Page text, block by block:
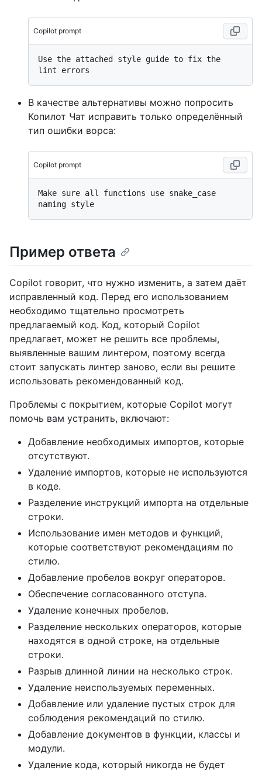
Copilot prompt
Use the attached style guide to fix the
В качестве альтернативы можно попросить
Копилот Чат исправить только определённый
тип ошибки ворса:
Copilot prompt
Make sure all functions use snake_case
Пример ответа
Copilot говорит, что нужно изменить, а затем даёт
исправленный код. Перед его использованием
необходимо тщательно просмотреть
предлагаемый код. Код, который Copilot
предлагает, может не решить все проблемы,
выявленные вашим линтером, поэтому всегда
стоит запускать линтер заново, если вы решите
использовать рекомендованный код.
Проблемы с покрытием, которые Copilot могут
помочь вам устранить, включают:
Добавление необходимых импортов, которые
отсутствуют.
Удаление импортов, которые не используются
в коде.
Разделение инструкций импорта на отдельные
строки.
Использование имен методов и функций,
которые соответствуют рекомендациям по
стилю.
Добавление пробелов вокруг операторов.
Обеспечение согласованного отступа.
Удаление конечных пробелов.
Разделение нескольких операторов, которые
находятся в одной строке, на отдельные
строки.
Разрыв длинной линии на несколько строк.
Удаление неиспользуемых переменных.
Добавление или удаление пустых строк для
соблюдения рекомендаций по стилю.
Добавление документов в функции, классы и
модули.
Удаление кода, который никогда не будет